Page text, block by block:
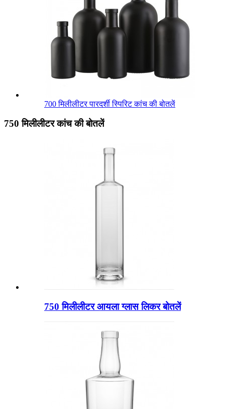
700 मिलीलीटर पारदर्शी स्पिरिट कांच की बोतलें
750 मिलीलीटर कांच की बोतलें
750 मिलीलीटर आयला ग्लास लिकर बोतलें